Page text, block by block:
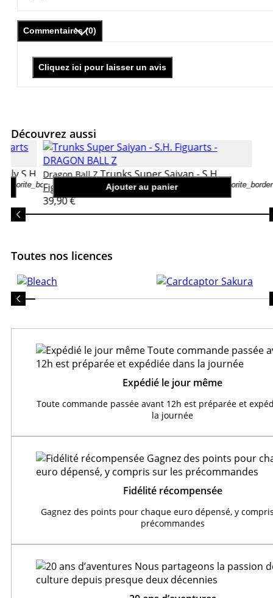
Commentaires (0)
Cliquez ici pour laisser un avis
Découvrez aussi
favorite_border
S.H
Ajouter au panier favorite_border
Dragon Ball ZTrunks Super Saiyan - S.H.
Figuarts
39,90 €
Toutes nos licences
Expédié le jour même
Toute commande passée avant 12h est préparée et
la journée
Fidélité récompensée
Gagnez des points pour chaque euro dépensé, y
précommandes